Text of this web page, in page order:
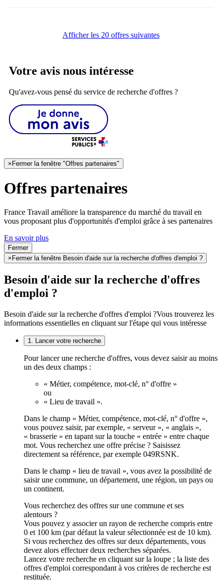
Afficher les 20 offres suivantes
Votre avis nous intéresse
Qu'avez-vous pensé du service de recherche d'offres ?
×Fermer la fenêtre "Offres partenaires"
Offres partenaires
France Travail améliore la transparence du marché du travail en
vous proposant plus d'opportunités d'emploi grâce à ses partenaires
En savoir plus
Fermer
× Fermer la fenêtre Besoin d'aide sur la recherche d'offres d'emploi ?
Besoin d'aide sur la recherche d'offres
d'emploi ?
Besoin d'aide sur la recherche d'offres d'emploi ?Vous trouverez les
informations essentielles en cliquant sur l'étape qui vous intéresse
1. Lancer votre recherche
Pour lancer une recherche d'offres, vous devez saisir au moins
un des deux champs :
« Métier, compétence, mot-clé, n° d'offre »
ou
« Lieu de travail ».
Dans le champ « Métier, compétence, mot-clé, n° d'offre »,
vous pouvez saisir, par exemple, « serveur », « anglais »,
« brasserie » en tapant sur la touche « entrée » entre chaque
mot. Vous recherchez une offre précise ? Saisissez
directement sa référence, par exemple 049RSNK.
Dans le champ « lieu de travail », vous avez la possibilité de
saisir une commune, un département, une région, un pays ou
un continent.
Vous recherchez des offres sur une commune et ses
alentours ?
Vous pouvez y associer un rayon de recherche compris entre
0 et 100 km (par défaut la valeur sélectionnée est de 10 km).
Si vous recherchez des offres sur deux départements, vous
devez alors effectuer deux recherches séparées.
Lancez votre recherche en cliquant sur la loupe ; la liste des
offres d'emploi correspondant à vos critères de recherche est
restituée.